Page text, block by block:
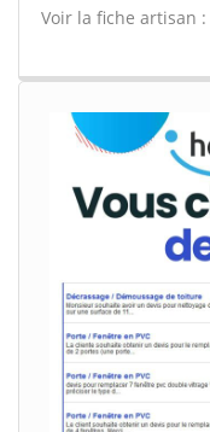
Voir la fiche artisan :